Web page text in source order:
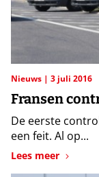
Nieuws 3 juli 2016
Fransen
De eerste
een feit. Al op...
Lees meer